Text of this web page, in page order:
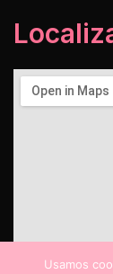
Usamos